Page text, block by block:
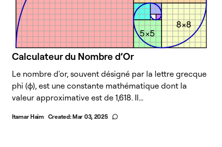
Calculateur du Nombre d’Or
Le nombre d'or, souvent désigné par la lettre grecque
phi (φ), est une constante mathématique dont la
valeur approximative est de 1,618. Il...
Itamar Haim Created:Mar 03, 2025